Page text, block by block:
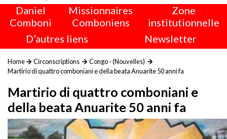
Daniel
Comboni
Missionnaires
Comboniens
Zone
institutionnelle
D’autres liens
Newsletter
Home Circonscriptions
Congo - (Nouvelles)
Martirio di quattro comboniani e della beata Anuarite 50 anni fa
Martirio di quattro comboniani e
della beata Anuarite 50 anni fa